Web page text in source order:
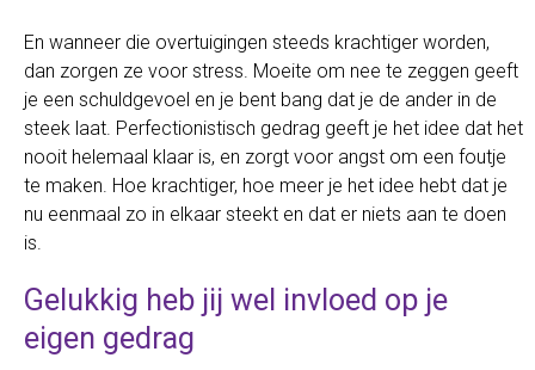
En wanneer die overtuigingen steeds krachtiger worden,
dan zorgen ze voor stress. Moeite om nee te zeggen geeft
je een schuldgevoel en je bent bang dat je de ander in de
steek laat. Perfectionistisch gedrag geeft je het idee dat het
nooit helemaal klaar is, en zorgt voor angst om een foutje
te maken. Hoe krachtiger, hoe meer je het idee hebt dat je
nu eenmaal zo in elkaar steekt en dat er niets aan te doen
is.
Gelukkig heb jij wel invloed op je
eigen gedrag